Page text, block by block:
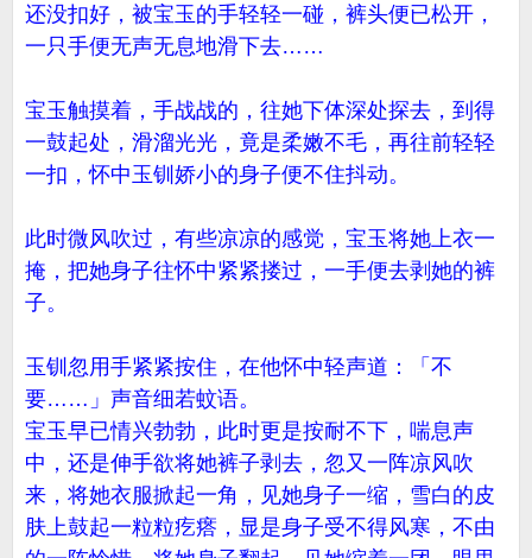
还没扣好，被宝玉的手轻轻一碰，裤头便已松开，
一只手便无声无息地滑下去……
宝玉触摸着，手战战的，往她下体深处探去，到得
一鼓起处，滑溜光光，竟是柔嫩不毛，再往前轻轻
一扣，怀中玉钏娇小的身子便不住抖动。
此时微风吹过，有些凉凉的感觉，宝玉将她上衣一
掩，把她身子往怀中紧紧搂过，一手便去剥她的裤
子。
玉钏忽用手紧紧按住，在他怀中轻声道：「不
要……」声音细若蚊语。
宝玉早已情兴勃勃，此时更是按耐不下，喘息声
中，还是伸手欲将她裤子剥去，忽又一阵凉风吹
来，将她衣服掀起一角，见她身子一缩，雪白的皮
肤上鼓起一粒粒疙瘩，显是身子受不得风寒，不由